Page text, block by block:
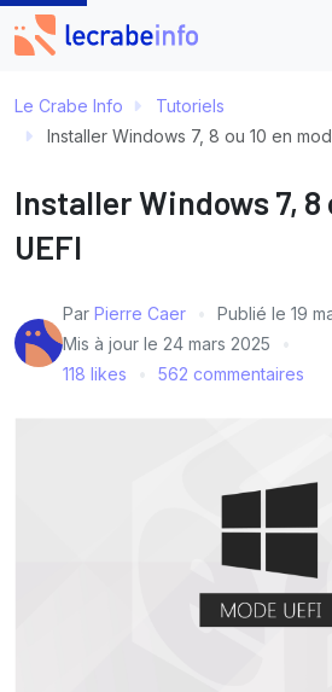
Le Crabe Info
Tutoriels
Installer Windows 7, 8 ou 10 en
Installer Windows 7, 8
UEFI
Par Pierre Caer Publié le 19
Mis à jour le 24 mars 2025
118 likes
562 commentaires